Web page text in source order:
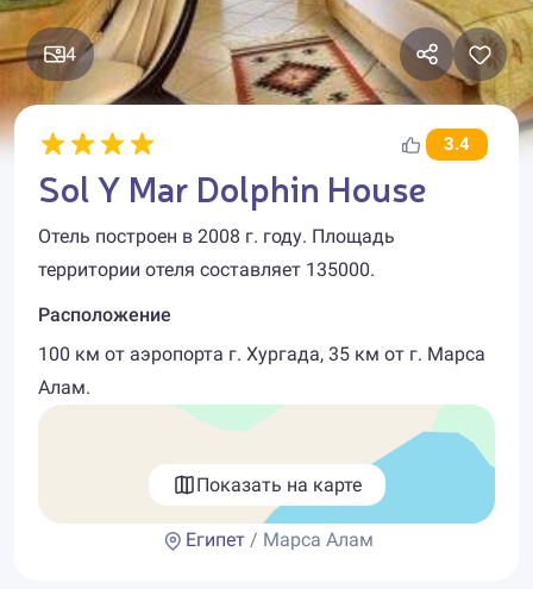
4
3.4
Sol Y Mar Dolphin House
Отель построен в 2008 г. году. Площадь
территории отеля составляет 135000.
Расположение
100 км от аэропорта г. Хургада, 35 км от г. Марса
Алам.
Показать на карте
Египет/ Марса Алам